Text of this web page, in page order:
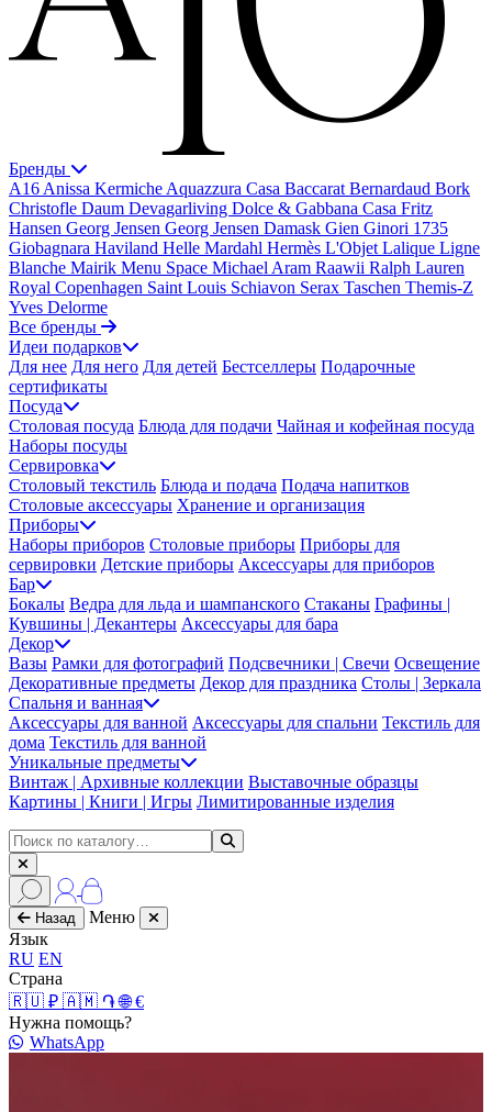
Бренды
A16 Anissa Kermiche Aquazzura Casa Baccarat Bernardaud Bork
Christofle Daum Devagarliving Dolce & Gabbana Casa Fritz
Hansen Georg Jensen Georg Jensen Damask Gien Ginori 1735
Giobagnara Haviland Helle Mardahl Hermès L'Objet Lalique Ligne
Blanche Mairik Menu Space Michael Aram Raawii Ralph Lauren
Royal Copenhagen Saint Louis Schiavon Serax Taschen Themis-Z
Yves Delorme
Все бренды
Идеи подарков
Для нее Для него Для детей Бестселлеры Подарочные
сертификаты
Посуда
Столовая посуда Блюда для подачи Чайная и кофейная посуда
Наборы посуды
Сервировка
Столовый текстиль Блюда и подача Подача напитков
Столовые аксессуары Хранение и организация
Приборы
Наборы приборов Столовые приборы Приборы для
сервировки Детские приборы Аксессуары для приборов
Бар
Бокалы Ведра для льда и шампанского Стаканы Графины |
Кувшины | Декантеры Аксессуары для бара
Декор
Вазы Рамки для фотографий Подсвечники | Свечи Освещение
Декоративные предметы Декор для праздника Столы | Зеркала
Спальня и ванная
Аксессуары для ванной Аксессуары для спальни Текстиль для
дома Текстиль для ванной
Уникальные предметы
Винтаж | Архивные коллекции Выставочные образцы
Картины | Книги | Игры Лимитированные изделия
Назад
Меню
Язык
RU EN
Страна
🇷🇺 ₽ 🇦🇲 ֏🌐 €
Нужна помощь?
WhatsApp